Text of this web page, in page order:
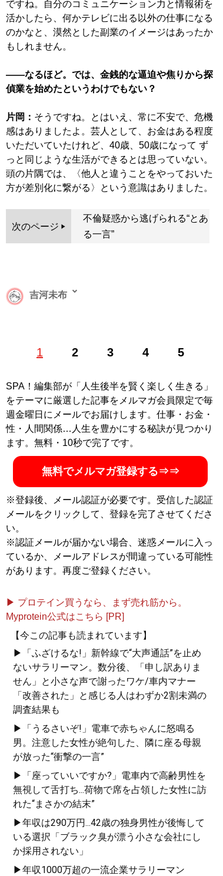
ですね。自分のコミュニケーション力と情報術を
活かしたら、何かテレビに出る以外の仕事になる
のかなと、漠然とした副業のイメージはあったか
もしれません。
――なるほど。では、金銭的な逼迫や焦りから探
偵業を始めたというわけでもない？
片岡： そうですね。とはいえ、常に不安で、危機
感はありましたよ。芸人として、お金はある程度
いただいていたけれど、40歳、50歳になって ず
っと同じような生活ができるとは思っていない。
頭の片隅では、〈他人と違うことをやっておいた
方が差別化に繋がる〉という意識はありました。
次のページ
不倫疑惑から逃げられる“とあ
る一言”
1 2 3 4 5
吉河未布
ンタメ系での著名人インタビューをメインに、企業/人物
る。『withnews』で“ネットのよこみち”執筆中。
Twitter：@Yoshikawa_Miho_
記事一覧へ
SPA！編集部が「人生後半を賢く楽しく生きる」
をテーマに厳選した記事をメルマガ会員限定で毎
週金曜日にメールでお届けします。仕事・お金・
性・人間関係…人生を豊かにする秘訣が見つかり
ます。無料・10秒で完了です。
無料でメルマガ登録する⇒⇒
※登録後、メール認証が必要です。受信した認証
メールをクリックして、登録を完了させてくださ
い。
※認証メールが届かない場合、迷惑メールに入っ
ているか、メールアドレスが間違っている可能性
があります。再度ご登録ください。
▶ プロテイン買うなら、まず売れ筋から。
Myprotein公式はこちら [PR]
【今この記事も読まれています】
▶「ふざけるな!」新幹線で“大声通話”を止め
ないサラリーマン。数分後、「申し訳ありま
せん」と小さな声で謝ったワケ/車内マナー
「改善された」と感じる人はわずか2割未満の
調査結果も
▶「うるさいぞ!」電車で赤ちゃんに怒鳴る
男。注意した女性が絶句した、隣に座る母親
が放った“衝撃の一言”
▶「座っていいですか?」電車内で高齢男性を
無視して舌打ち...荷物で席を占領した女性に訪
れた“まさかの結末”
▶年収は290万円...42歳の独身男性が後悔して
いる選択「ブラック臭が漂う小さな会社にし
か採用されない」
▶年収1000万超の一流企業サラリーマン